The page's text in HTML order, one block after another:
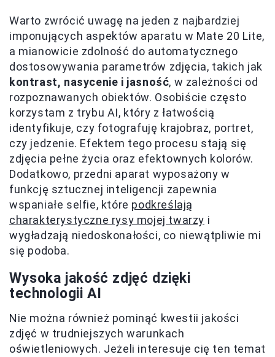
Warto zwrócić uwagę na jeden z najbardziej
imponujących aspektów aparatu w Mate 20 Lite,
a mianowicie zdolność do automatycznego
dostosowywania parametrów zdjęcia, takich jak
kontrast, nasycenie i jasność, w zależności od
rozpoznawanych obiektów. Osobiście często
korzystam z trybu AI, który z łatwością
identyfikuje, czy fotografuję krajobraz, portret,
czy jedzenie. Efektem tego procesu stają się
zdjęcia pełne życia oraz efektownych kolorów.
Dodatkowo, przedni aparat wyposażony w
funkcję sztucznej inteligencji zapewnia
wspaniałe selfie, które podkreślają
charakterystyczne rysy mojej twarzy i
wygładzają niedoskonałości, co niewątpliwie mi
się podoba.
Wysoka jakość zdjęć dzięki
technologii AI
Nie można również pominąć kwestii jakości
zdjęć w trudniejszych warunkach
oświetleniowych. Jeżeli interesuje cię ten temat